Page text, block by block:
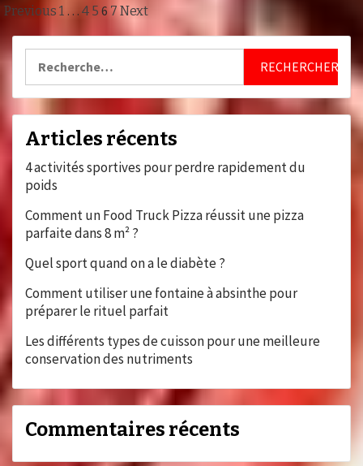
Pagination
des
publications
Previous 1 … 4 5 6 7 Next
Articles récents
4 activités sportives pour perdre rapidement du
poids
Comment un Food Truck Pizza réussit une pizza
parfaite dans 8 m² ?
Quel sport quand on a le diabète ?
Comment utiliser une fontaine à absinthe pour
préparer le rituel parfait
Les différents types de cuisson pour une meilleure
conservation des nutriments
Commentaires récents